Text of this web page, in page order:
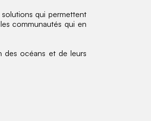
qui permettent
communautés qui en
des océans et de leurs